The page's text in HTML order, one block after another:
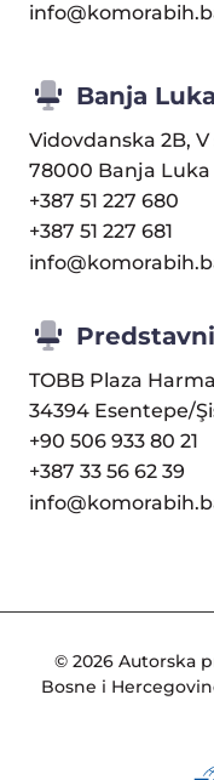
Banja Luka
Vidovdanska 2B,
78000 Banja Luka
+387 51 227 680
+387 51 227 681
TOBB Plaza
34394 Esentepe/
+90 506 933 80 21
+387 33 56 62 39
© 2026 Autorska
Bosne i